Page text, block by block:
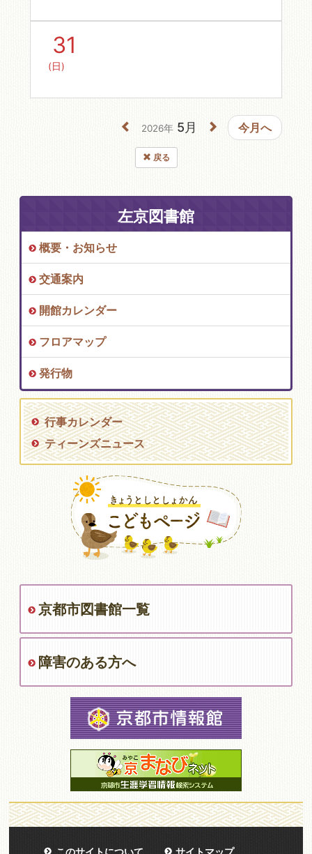
31
(日)
2026年 5月 今月へ
戻る
左京図書館
概要・お知らせ
交通案内
開館カレンダー
フロアマップ
発行物
行事カレンダー
ティーンズニュース
京都市図書館一覧
障害のある方へ